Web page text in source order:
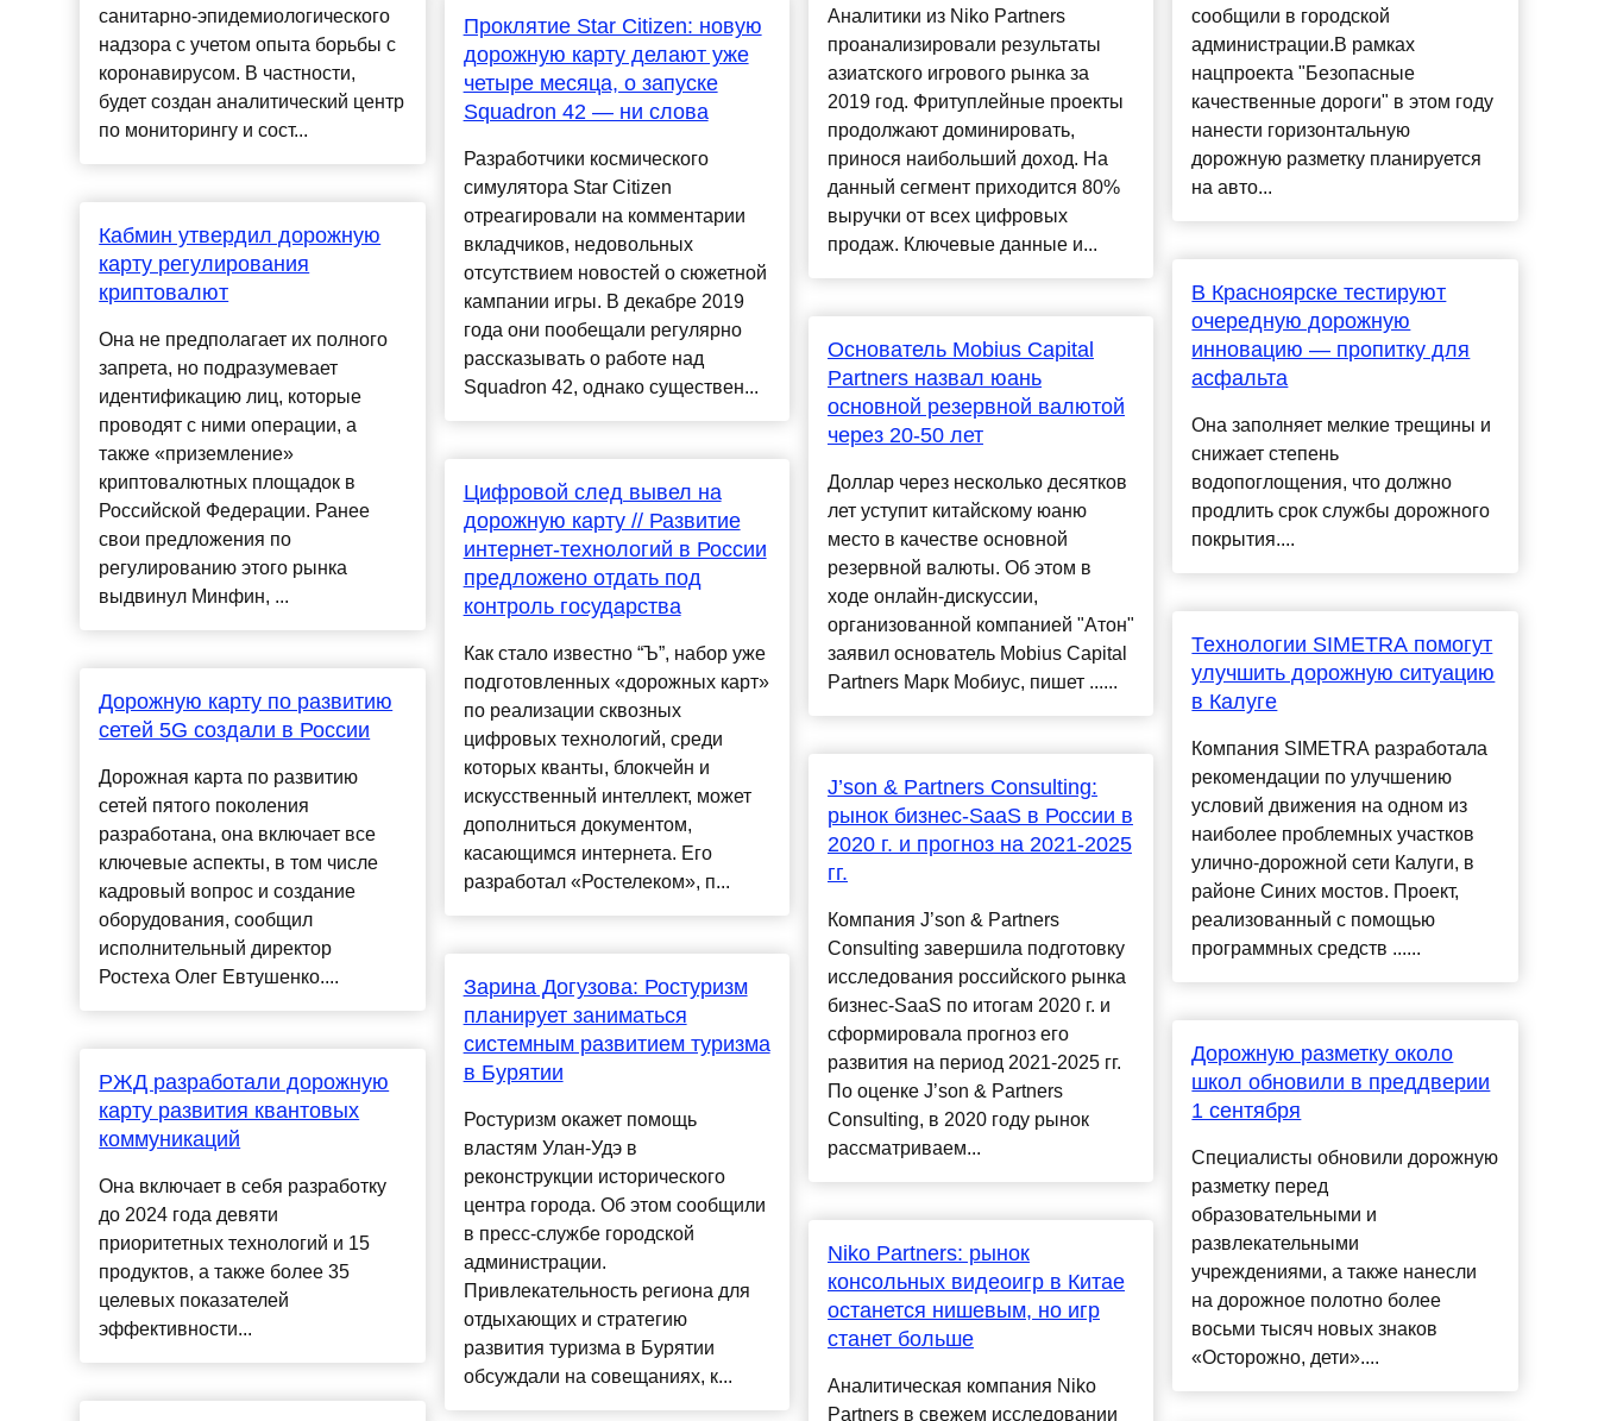
санитарно-эпидемиологического
надзора с учетом опыта борьбы с
коронавирусом. В частности,
будет создан аналитический центр
по мониторингу и сост...
Кабмин утвердил дорожную
карту регулирования
криптовалют
Она не предполагает их полного
запрета, но подразумевает
идентификацию лиц, которые
проводят с ними операции, а
также «приземление»
криптовалютных площадок в
Российской Федерации. Ранее
свои предложения по
регулированию этого рынка
выдвинул Минфин, ...
Дорожную карту по развитию
сетей 5G создали в России
Дорожная карта по развитию
сетей пятого поколения
разработана, она включает все
ключевые аспекты, в том числе
кадровый вопрос и создание
оборудования, сообщил
исполнительный директор
Ростеха Олег Евтушенко....
РЖД разработали дорожную
карту развития квантовых
коммуникаций
Она включает в себя разработку
до 2024 года девяти
приоритетных технологий и 15
продуктов, а также более 35
целевых показателей
эффективности...
Проклятие Star Citizen: новую
дорожную карту делают уже
четыре месяца, о запуске
Squadron 42 — ни слова
Разработчики космического
симулятора Star Citizen
отреагировали на комментарии
вкладчиков, недовольных
отсутствием новостей о сюжетной
кампании игры. В декабре 2019
года они пообещали регулярно
рассказывать о работе над
Squadron 42, однако существен...
Цифровой след вывел на
дорожную карту // Развитие
интернет-технологий в России
предложено отдать под
контроль государства
Как стало известно “Ъ”, набор уже
подготовленных «дорожных карт»
по реализации сквозных
цифровых технологий, среди
которых кванты, блокчейн и
искусственный интеллект, может
дополниться документом,
касающимся интернета. Его
разработал «Ростелеком», п...
Зарина Догузова: Ростуризм
планирует заниматься
системным развитием туризма
в Бурятии
Ростуризм окажет помощь
властям Улан-Удэ в
реконструкции исторического
центра города. Об этом сообщили
в пресс-службе городской
администрации.
Привлекательность региона для
отдыхающих и стратегию
развития туризма в Бурятии
обсуждали на совещаниях, к...
Аналитики из Niko Partners
проанализировали результаты
азиатского игрового рынка за
2019 год. Фритуплейные проекты
продолжают доминировать,
принося наибольший доход. На
данный сегмент приходится 80%
выручки от всех цифровых
продаж. Ключевые данные и...
Основатель Mobius Capital
Partners назвал юань
основной резервной валютой
через 20-50 лет
Доллар через несколько десятков
лет уступит китайскому юаню
место в качестве основной
резервной валюты. Об этом в
ходе онлайн-дискуссии,
организованной компанией "Атон"
заявил основатель Mobius Capital
Partners Марк Мобиус, пишет ......
J’son & Partners Consulting:
рынок бизнес-SaaS в России в
2020 г. и прогноз на 2021-2025
гг.
Компания J’son & Partners
Consulting завершила подготовку
исследования российского рынка
бизнес-SaaS по итогам 2020 г. и
сформировала прогноз его
развития на период 2021-2025 гг.
По оценке J’son & Partners
Consulting, в 2020 году рынок
рассматриваем...
Niko Partners: рынок
консольных видеоигр в Китае
останется нишевым, но игр
станет больше
Аналитическая компания Niko
Partners в свежем исследовании
сообщили в городской
администрации.В рамках
нацпроекта "Безопасные
качественные дороги" в этом году
нанести горизонтальную
дорожную разметку планируется
на авто...
В Красноярске тестируют
очередную дорожную
инновацию — пропитку для
асфальта
Она заполняет мелкие трещины и
снижает степень
водопоглощения, что должно
продлить срок службы дорожного
покрытия....
Технологии SIMETRA помогут
улучшить дорожную ситуацию
в Калуге
Компания SIMETRA разработала
рекомендации по улучшению
условий движения на одном из
наиболее проблемных участков
улично-дорожной сети Калуги, в
районе Синих мостов. Проект,
реализованный с помощью
программных средств ......
Дорожную разметку около
школ обновили в преддверии
1 сентября
Специалисты обновили дорожную
разметку перед
образовательными и
развлекательными
учреждениями, а также нанесли
на дорожное полотно более
восьми тысяч новых знаков
«Осторожно, дети»....